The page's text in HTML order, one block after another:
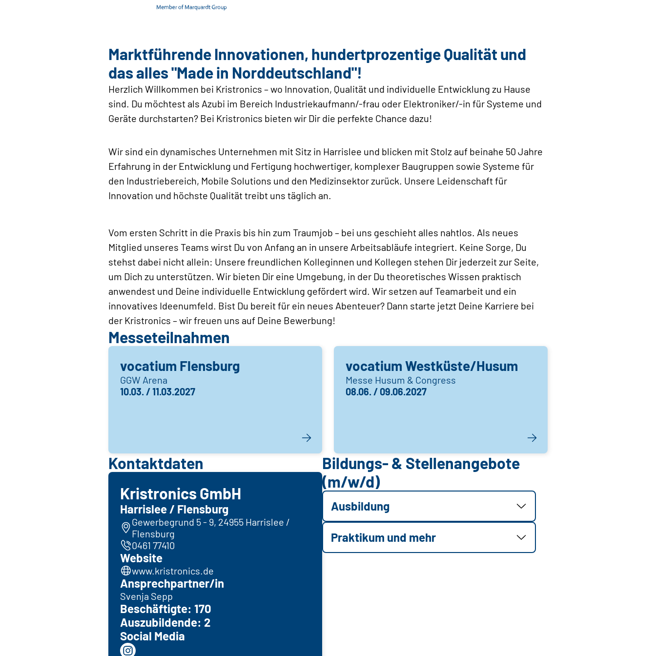
Marktführende Innovationen, hundertprozentige Qualität und
das alles "Made in Norddeutschland"!
Herzlich Willkommen bei Kristronics – wo Innovation, Qualität und individuelle Entwicklung zu Hause
sind. Du möchtest als Azubi im Bereich Industriekaufmann/-frau oder Elektroniker/-in für Systeme und
Geräte durchstarten? Bei Kristronics bieten wir Dir die perfekte Chance dazu!
Wir sind ein dynamisches Unternehmen mit Sitz in Harrislee und blicken mit Stolz auf beinahe 50 Jahre
Erfahrung in der Entwicklung und Fertigung hochwertiger, komplexer Baugruppen sowie Systeme für
den Industriebereich, Mobile Solutions und den Medizinsektor zurück. Unsere Leidenschaft für
Innovation und höchste Qualität treibt uns täglich an.
Vom ersten Schritt in die Praxis bis hin zum Traumjob – bei uns geschieht alles nahtlos. Als neues
Mitglied unseres Teams wirst Du von Anfang an in unsere Arbeitsabläufe integriert. Keine Sorge, Du
stehst dabei nicht allein: Unsere freundlichen Kolleginnen und Kollegen stehen Dir jederzeit zur Seite,
um Dich zu unterstützen. Wir bieten Dir eine Umgebung, in der Du theoretisches Wissen praktisch
anwendest und Deine individuelle Entwicklung gefördert wird. Wir setzen auf Teamarbeit und ein
innovatives Ideenumfeld. Bist Du bereit für ein neues Abenteuer? Dann starte jetzt Deine Karriere bei
der Kristronics – wir freuen uns auf Deine Bewerbung!
Messeteilnahmen
vocatium Flensburg
GGW Arena
10.03. / 11.03.2027
vocatium Westküste/Husum
Messe Husum & Congress
08.06. / 09.06.2027
Kontaktdaten
Kristronics GmbH
Harrislee / Flensburg
Gewerbegrund 5 - 9, 24955 Harrislee /
Flensburg
0461 77410
Website
www.kristronics.de
Ansprechpartner/in
Svenja Sepp
Beschäftigte: 170
Auszubildende: 2
Social Media
Bildungs- & Stellenangebote
(m/w/d)
Ausbildung
Praktikum und mehr